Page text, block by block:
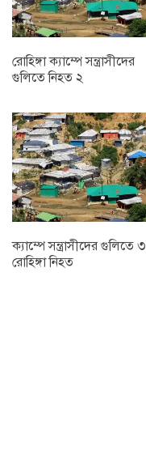
রোহিঙ্গা ক্যাম্পে সন্ত্রাসীদের
গুলিতে নিহত ২
ক্যাম্পে সন্ত্রাসীদের গুলিতে ৩
রোহিঙ্গা নিহত